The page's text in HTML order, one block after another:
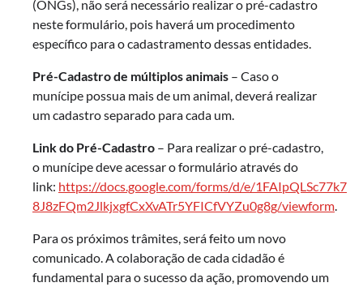
(ONGs), não será necessário realizar o pré-cadastro
neste formulário, pois haverá um procedimento
específico para o cadastramento dessas entidades.
Pré-Cadastro de múltiplos animais – Caso o
munícipe possua mais de um animal, deverá realizar
um cadastro separado para cada um.
Link do Pré-Cadastro – Para realizar o pré-cadastro,
o munícipe deve acessar o formulário através do
link: https://docs.google.com/forms/d/e/
8J8zFQm2JlkjxgfCxXvATr5YFICfVYZu0g8g/viewform.
Para os próximos trâmites, será feito um novo
comunicado. A colaboração de cada cidadão é
fundamental para o sucesso da ação, promovendo um